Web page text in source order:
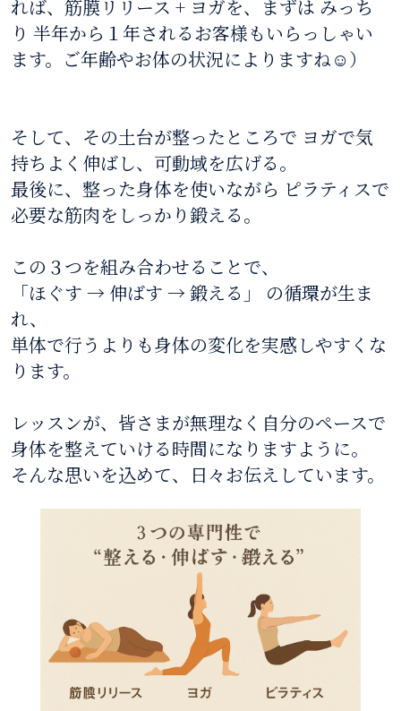
れば、筋膜リリース + ヨガを、まずは みっち
り 半年から１年されるお客様もいらっしゃい
ます。ご年齢やお体の状況によりますね☺）
そして、その土台が整ったところで ヨガで気
持ちよく伸ばし、可動域を広げる。
最後に、整った身体を使いながら ピラティスで
必要な筋肉をしっかり鍛える。
この３つを組み合わせることで、
「ほぐす → 伸ばす → 鍛える」 の循環が生ま
れ、
単体で行うよりも身体の変化を実感しやすくな
ります。
レッスンが、皆さまが無理なく自分のペースで
身体を整えていける時間になりますように。
そんな思いを込めて、日々お伝えしています。